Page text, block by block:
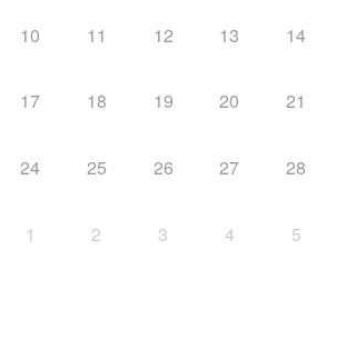
10 11 12 13 14
17 18 19 20 21
24 25 26 27 28
1 2 3 4 5